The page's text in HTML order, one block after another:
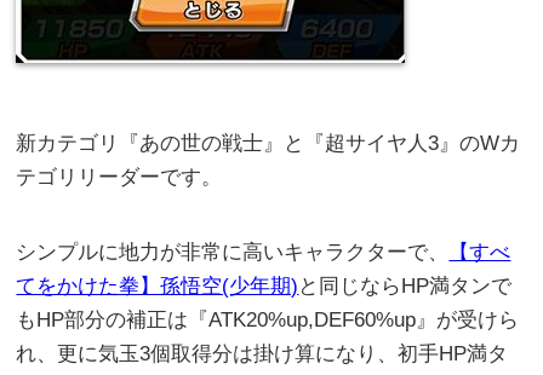
新カテゴリ『あの世の戦士』と『超サイヤ人3』のWカ
テゴリリーダーです。
シンプルに地力が非常に高いキャラクターで、
【すべ
てをかけた拳】孫悟空(少年期) と同じならHP満タンで
もHP部分の補正は『ATK20%up,DEF60%up』が受けら
れ、更に気玉3個取得分は掛け算になり、初手HP満タ